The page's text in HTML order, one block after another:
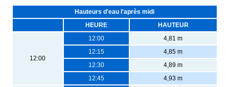
Hauteurs d'eau l'après midi
HEURE
HAUTEUR
12:00
12:00
4,81 m
12:15
4,85 m
12:30
4,89 m
12:45
4,93 m